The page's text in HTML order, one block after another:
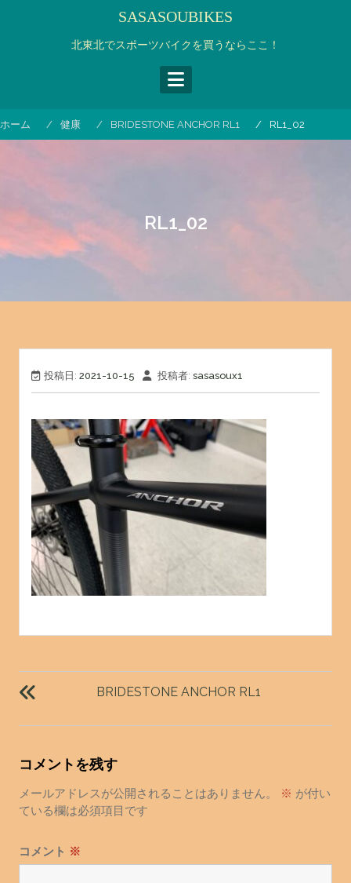
キ
SASASOUBIKES
北東北でスポーツバイクを買うならここ！
ホーム 健康 BRIDESTONE ANCHOR RL1 RL1_02
RL1_02
投稿日: 2021-10-15 投稿者: sasasoux1
投
稿
ビ
ー
シ
ョ
BRIDESTONE ANCHOR RL1
コメントを残す
メールアドレスが公開されることはありません。 ※ が付い
ている欄は必須項目です
コメント ※